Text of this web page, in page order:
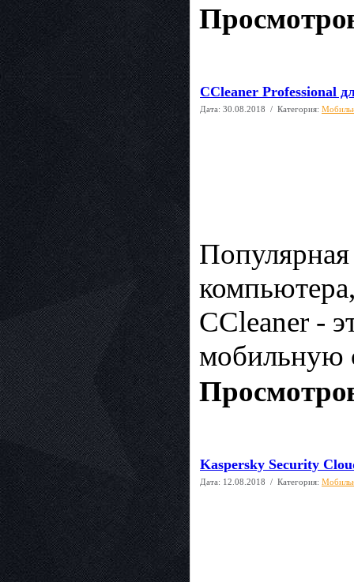
CCleaner Professional
Дата: 30.08.2018 / Категория:
CCleaner -
мобильную
Kaspersky Security
Дата: 12.08.2018 / Категория: